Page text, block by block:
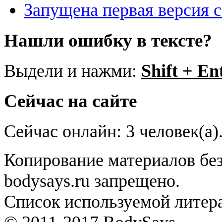
Запущена первая версия
Нашли ошибку в тексте?
Выдели и нажми: Shift +
Сейчас на сайте
Сейчас онлайн: 3
Копирование материалов
bodysays.ru запрещено.
Список используемой